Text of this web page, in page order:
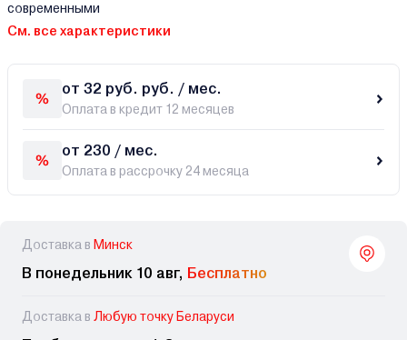
современными
См. все характеристики
от 32 руб. руб. / мес.
Оплата в кредит 12 месяцев
от 230 / мес.
Оплата в рассрочку 24 месяца
Доставка в Минск
В понедельник 10 авг, Бесплатно
Доставка в Любую точку Беларуси